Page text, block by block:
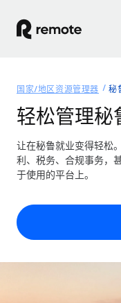
产品
全球招聘
全球薪资管理
轻松运行合规薪资
零实体成本实现全
覆盖全球
美国各州浏览器
资源
工具与计算器
误分类风险计
计算任何国家的员
定价
中文（简体）
国家/地区资源管理器 秘
轻松管理秘
让在秘鲁就业变得轻松
利、税务、合规事务，
于使用的平台上。